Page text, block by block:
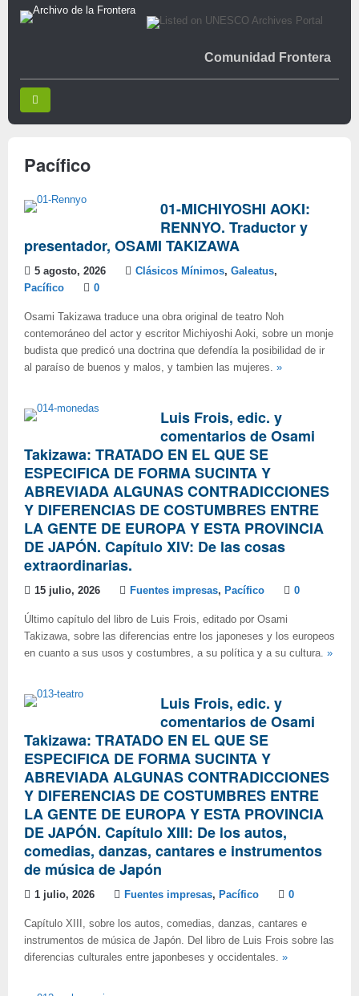
Comunidad Frontera
Pacífico
01-MICHIYOSHI AOKI:
RENNYO. Traductor y
presentador, OSAMI TAKIZAWA
5 agosto, 2026 Clásicos Mínimos, Galeatus,
Pacífico
0
Osami Takizawa traduce una obra original de teatro Noh
contemoráneo del actor y escritor Michiyoshi Aoki, sobre un monje
budista que predicó una doctrina que defendía la posibilidad de ir
al paraíso de buenos y malos, y tambien las mujeres. »
Luis Frois, edic. y
comentarios de Osami
Takizawa: TRATADO EN EL QUE SE
ESPECIFICA DE FORMA SUCINTA Y
ABREVIADA ALGUNAS CONTRADICCIONES
Y DIFERENCIAS DE COSTUMBRES ENTRE
LA GENTE DE EUROPA Y ESTA PROVINCIA
DE JAPÓN. Capítulo XIV: De las cosas
extraordinarias.
15 julio, 2026 Fuentes impresas, Pacífico 0
Último capítulo del libro de Luis Frois, editado por Osami
Takizawa, sobre las diferencias entre los japoneses y los europeos
en cuanto a sus usos y costumbres, a su política y a su cultura. »
Luis Frois, edic. y
comentarios de Osami
Takizawa: TRATADO EN EL QUE SE
ESPECIFICA DE FORMA SUCINTA Y
ABREVIADA ALGUNAS CONTRADICCIONES
Y DIFERENCIAS DE COSTUMBRES ENTRE
LA GENTE DE EUROPA Y ESTA PROVINCIA
DE JAPÓN. Capítulo XIII: De los autos,
comedias, danzas, cantares e instrumentos
de música de Japón
1 julio, 2026 Fuentes impresas, Pacífico 0
Capítulo XIII, sobre los autos, comedias, danzas, cantares e
instrumentos de música de Japón. Del libro de Luis Frois sobre las
diferencias culturales entre japonbeses y occidentales. »